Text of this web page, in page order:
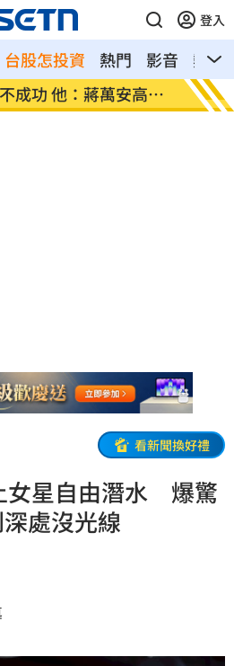
登入
台股怎投資 熱門 影音
熱搜
我不是清潔員！下場
女律
男
看新聞換好禮
女星自由潛水 爆驚
處沒光線